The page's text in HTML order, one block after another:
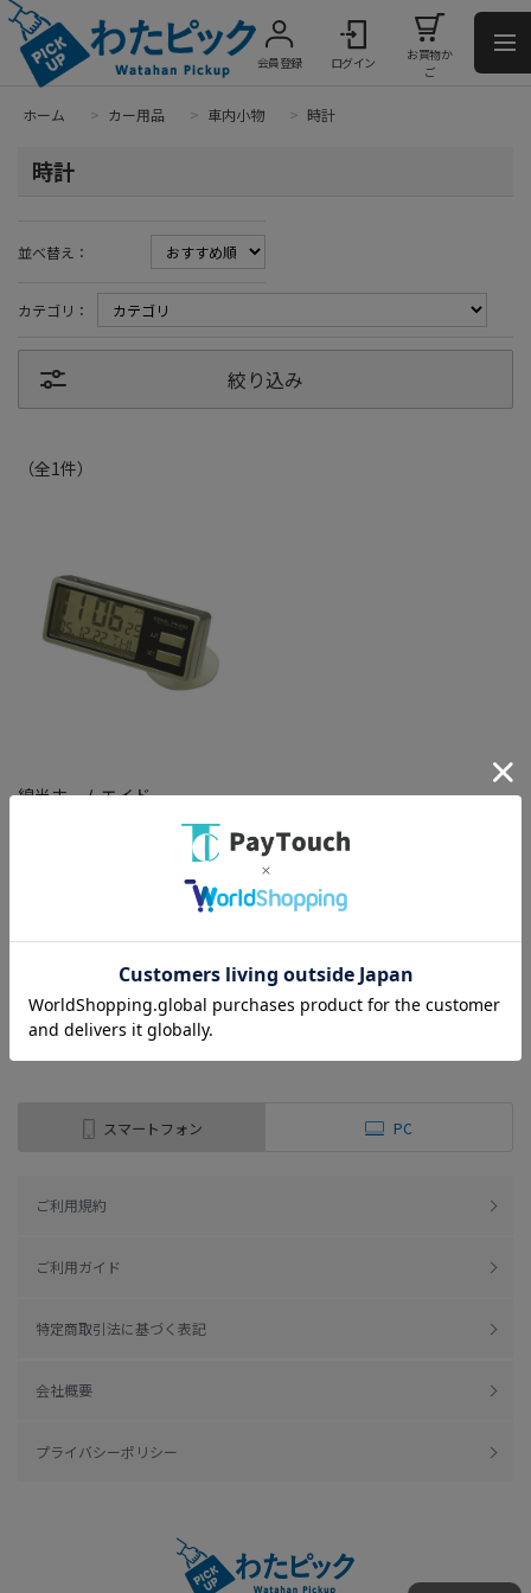
会員登録 ログイン
お買物か
ご
ホーム > カー用品 > 車内小物 > 時計
時計
並べ替え：
カテゴリ：
絞り込み
（全1件）
綿半ホームエイド
ソーラーシースルークロック
（全1 件）
スマートフォン PC
ご利用規約
ご利用ガイド
特定商取引法に基づく表記
会社概要
プライバシーポリシー